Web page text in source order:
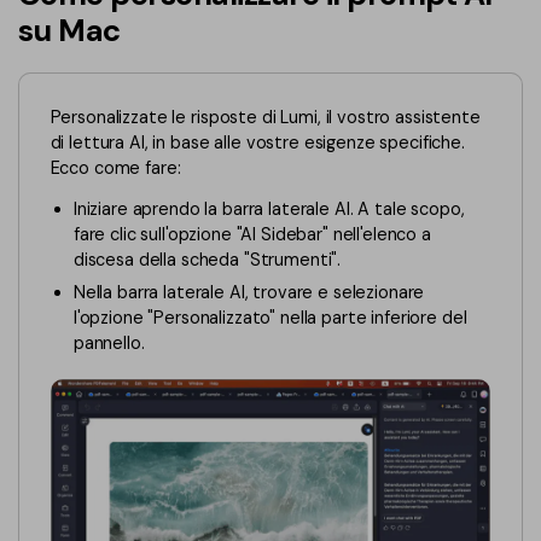
PDF in Word
Comprimere PDF
Unire PDF
Word in PDF
Altri Strumenti Online
Organizza PDF
Modulo PDF
Firma PDF
Batch PDF
Firma digitale certificata
PDF OCR
Extrai dati PDF
Esegui OCR su PDF
Firma su PDF
PDF editor per Mac
Comprimere PDF
Soluzioni PDF per
Educazione
Servizio IT
Legale
Sanità
su Mac
Personalizzate le risposte di Lumi, il vostro assistente
di lettura AI, in base alle vostre esigenze specifiche.
Ecco come fare:
Iniziare aprendo la barra laterale AI. A tale scopo,
fare clic sull'opzione "AI Sidebar" nell'elenco a
discesa della scheda "Strumenti".
Nella barra laterale AI, trovare e selezionare
l'opzione "Personalizzato" nella parte inferiore del
pannello.